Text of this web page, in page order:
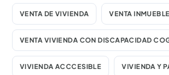
VENTA DE VIVIENDA VENTA
VENTA VIVIENDA CON DISCAPACIDAD
VIVIENDA ACCCESIBLE VIVIENDA Y